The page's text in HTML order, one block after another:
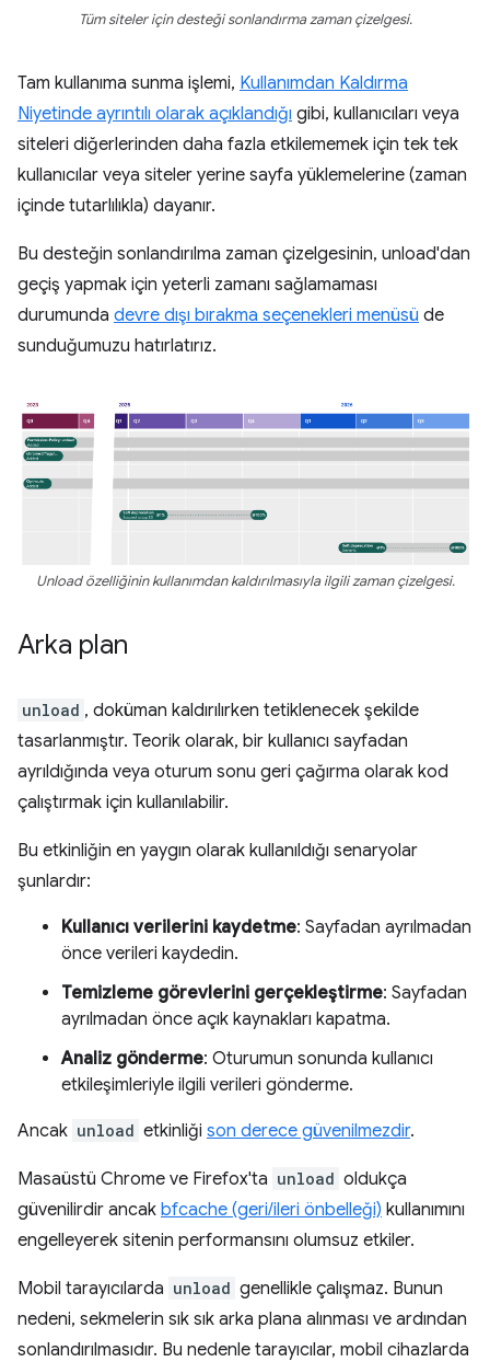
Tüm siteler için desteği sonlandırma zaman çizelgesi.
Tam kullanıma sunma işlemi, Kullanımdan Kaldırma
Niyetinde ayrıntılı olarak açıklandığı gibi, kullanıcıları veya
siteleri diğerlerinden daha fazla etkilememek için tek tek
kullanıcılar veya siteler yerine sayfa yüklemelerine (zaman
içinde tutarlılıkla) dayanır.
Bu desteğin sonlandırılma zaman çizelgesinin, unload'dan
geçiş yapmak için yeterli zamanı sağlamaması
durumunda devre dışı bırakma seçenekleri menüsü de
sunduğumuzu hatırlatırız.
Unload özelliğinin kullanımdan kaldırılmasıyla ilgili zaman çizelgesi.
Arka plan
unload , doküman kaldırılırken tetiklenecek şekilde
tasarlanmıştır. Teorik olarak, bir kullanıcı sayfadan
ayrıldığında veya oturum sonu geri çağırma olarak kod
çalıştırmak için kullanılabilir.
Bu etkinliğin en yaygın olarak kullanıldığı senaryolar
şunlardır:
Kullanıcı verilerini kaydetme: Sayfadan ayrılmadan
önce verileri kaydedin.
Temizleme görevlerini gerçekleştirme: Sayfadan
ayrılmadan önce açık kaynakları kapatma.
Analiz gönderme: Oturumun sonunda kullanıcı
etkileşimleriyle ilgili verileri gönderme.
Ancak unload etkinliği son derece güvenilmezdir.
Masaüstü Chrome ve Firefox'ta unload oldukça
güvenilirdir ancak bfcache (geri/ileri önbelleği) kullanımını
engelleyerek sitenin performansını olumsuz etkiler.
Mobil tarayıcılarda unload genellikle çalışmaz. Bunun
nedeni, sekmelerin sık sık arka plana alınması ve ardından
sonlandırılmasıdır. Bu nedenle tarayıcılar, mobil cihazlarda